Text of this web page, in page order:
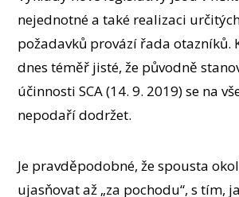
nejednotné a také realizaci
požadavků provází řada otazníků.
dnes téměř jisté, že původně
účinnosti SCA (14. 9. 2019) se na
nepodaří dodržet.
Je pravděpodobné, že spousta
ujasňovat až „za pochodu“, s tím,